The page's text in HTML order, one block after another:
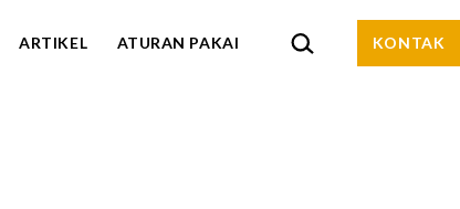
ARTIKEL ATURAN PAKAI CARI… KONTAK